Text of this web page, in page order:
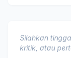
Silahkan
kritik, atau